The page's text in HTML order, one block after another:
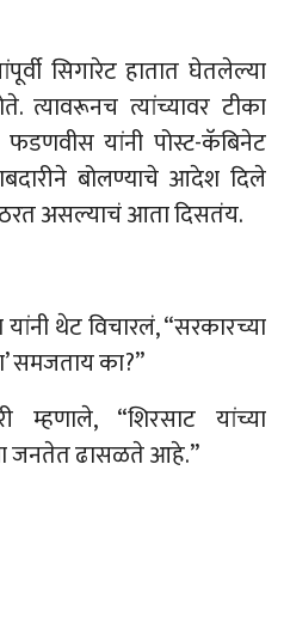
सिगारेट हातात घेतलेल्या
त्यावरूनच त्यांच्यावर टीका
फडणवीस यांनी पोस्ट-कॅबिनेट
बोलण्याचे आदेश दिले
ठरत असल्याचंआतादिसतंय.
थेट विचारलं, “सरकारच्या
समजताय का?”
म्हणाले, “शिरसाट यांच्या
जनतेत ढासळते आहे.”